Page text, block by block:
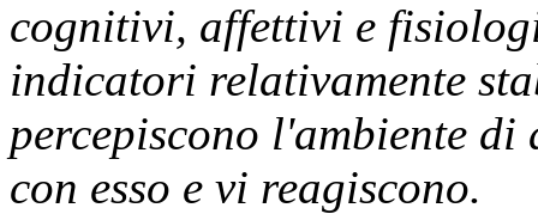
cognitivi, affettivi e
indicatori relativamente
percepiscono l'ambiente
con esso e vi reagiscono.